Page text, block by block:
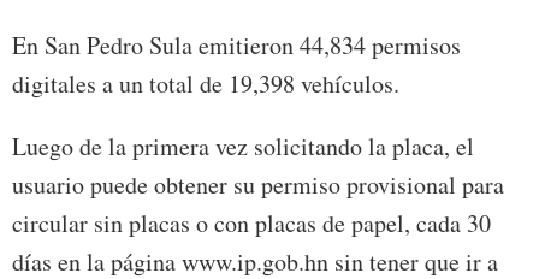
En San Pedro Sula emitieron 44,834 permisos
digitales a un total de 19,398 vehículos.
Luego de la primera vez solicitando la placa, el
usuario puede obtener su permiso provisional para
circular sin placas o con placas de papel, cada 30
días en la página www.ip.gob.hn sin tener que ir a